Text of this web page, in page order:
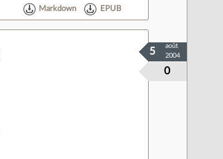
Markdown EPUB
0
5
août
2004